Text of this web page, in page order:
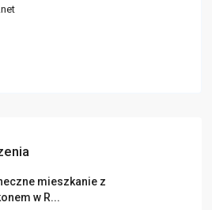
mieszkanie z
w R...